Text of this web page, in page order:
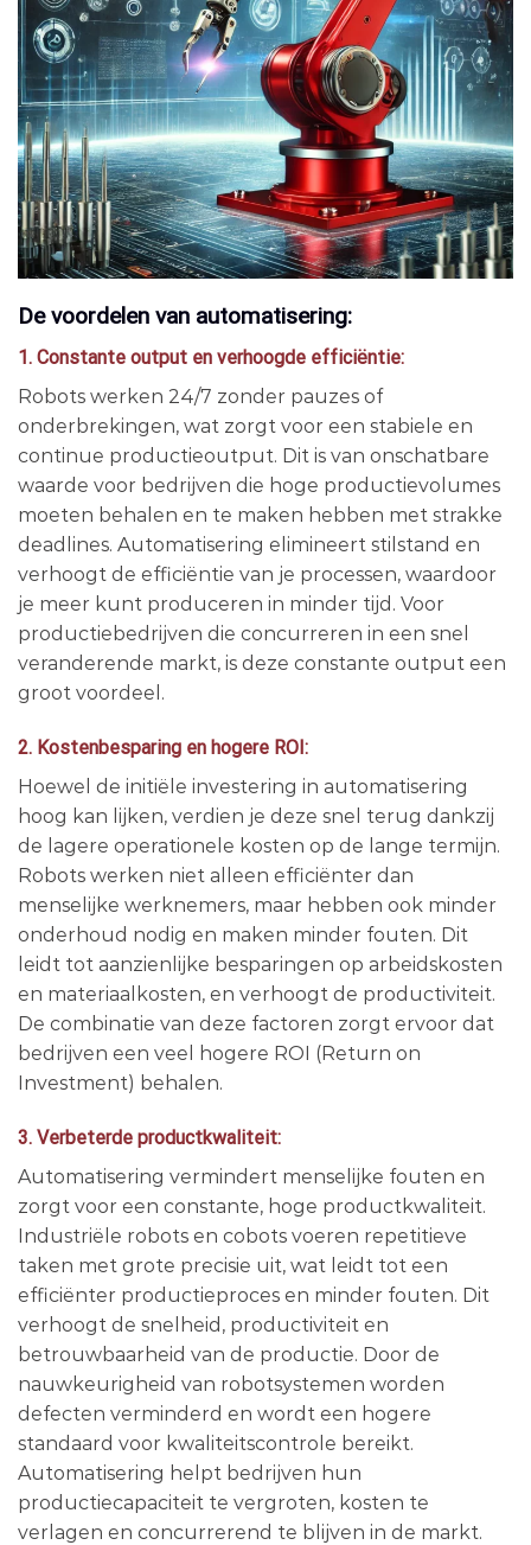
De voordelen van automatisering:
1. Constante output en verhoogde efficiëntie:
Robots werken 24/7 zonder pauzes of
onderbrekingen, wat zorgt voor een stabiele en
continue productieoutput. Dit is van onschatbare
waarde voor bedrijven die hoge productievolumes
moeten behalen en te maken hebben met strakke
deadlines. Automatisering elimineert stilstand en
verhoogt de efficiëntie van je processen, waardoor
je meer kunt produceren in minder tijd. Voor
productiebedrijven die concurreren in een snel
veranderende markt, is deze constante output een
groot voordeel.
2. Kostenbesparing en hogere ROI:
Hoewel de initiële investering in automatisering
hoog kan lijken, verdien je deze snel terug dankzij
de lagere operationele kosten op de lange termijn.
Robots werken niet alleen efficiënter dan
menselijke werknemers, maar hebben ook minder
onderhoud nodig en maken minder fouten. Dit
leidt tot aanzienlijke besparingen op arbeidskosten
en materiaalkosten, en verhoogt de productiviteit.
De combinatie van deze factoren zorgt ervoor dat
bedrijven een veel hogere ROI (Return on
Investment) behalen.
3. Verbeterde productkwaliteit:
Automatisering vermindert menselijke fouten en
zorgt voor een constante, hoge productkwaliteit.
Industriële robots en cobots voeren repetitieve
taken met grote precisie uit, wat leidt tot een
efficiënter productieproces en minder fouten. Dit
verhoogt de snelheid, productiviteit en
betrouwbaarheid van de productie. Door de
nauwkeurigheid van robotsystemen worden
defecten verminderd en wordt een hogere
standaard voor kwaliteitscontrole bereikt.
Automatisering helpt bedrijven hun
productiecapaciteit te vergroten, kosten te
verlagen en concurrerend te blijven in de markt.